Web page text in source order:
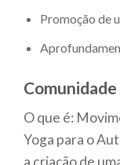
Promoção de
O que é:
Yoga para o
a criação de